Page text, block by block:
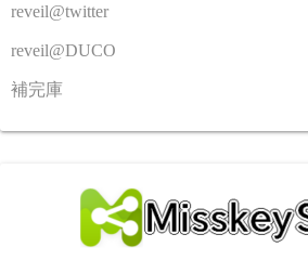
reveil@twitter
reveil@DUCO
補完庫